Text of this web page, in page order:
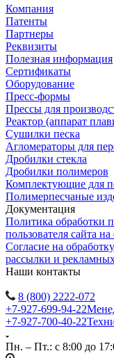
Компания
Патенты
Партнеры
Реквизиты
Полезная информация
Сертификаты
Оборудование
Пресс-формы
Прессы для
Реактор (аппарат
Сушилки песка
Агломераторы для
Дробилки стекла
Дробилки полимеров
Комплектующие для
Полимерпесчаные
Документация
Политика обработки
пользователя сайта
Согласие на
рассылки и
Наши контакты
8 (800) 2222-072
+7-927-699-94-22
+7-927-700-40-22
Пн. – Пт.: с 8:00 до